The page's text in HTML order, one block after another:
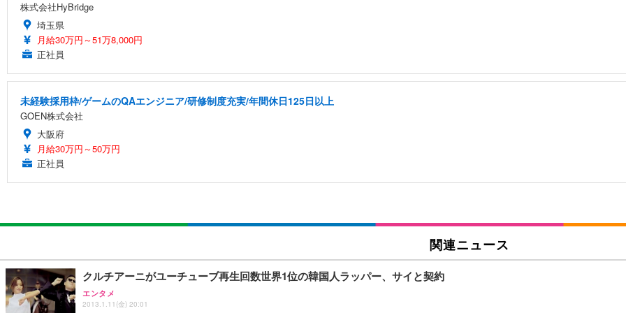
株式会社HyBridge
埼玉県
月給30万円～51万8,000円
正社員
未経験採用枠/ゲームのQAエンジニア/研修制度充実/年間休日125日以上
GOEN株式会社
大阪府
月給30万円～50万円
正社員
関連ニュース
クルチアーニがユーチューブ再生回数世界1位の韓国人ラッパー、サイと契約
エンタメ
2013.1.11(金) 20:01